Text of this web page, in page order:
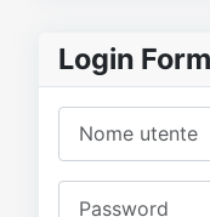
Login Form